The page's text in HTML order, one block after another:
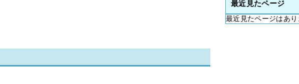
最近見たページ
最近見たページはあり